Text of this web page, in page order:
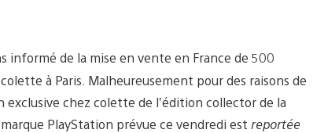
informé de la mise en vente en France de 500
à Paris. Malheureusement pour des raisons de
chez colette de l’édition collector de la
PlayStation prévue ce vendredi est reportée